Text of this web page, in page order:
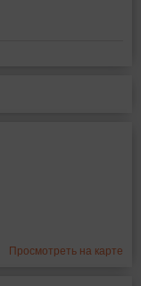
Просмотреть на карте